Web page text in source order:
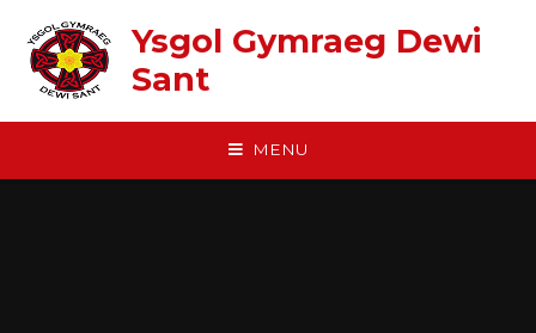
Ysgol Gymraeg Dewi
Sant
MENU